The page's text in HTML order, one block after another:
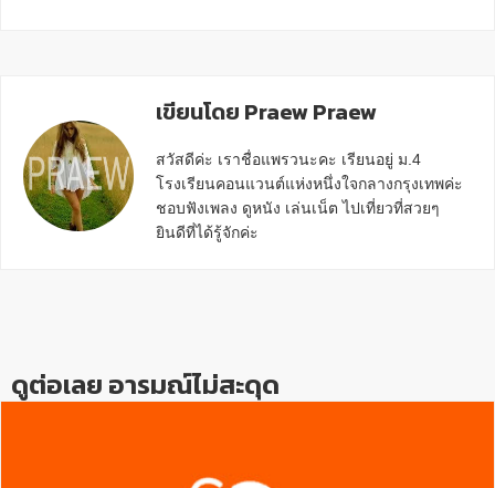
เขียนโดย Praew Praew
สวัสดีค่ะ เราชื่อแพรวนะคะ เรียนอยู่ ม.4
โรงเรียนคอนแวนต์แห่งหนึ่งใจกลางกรุงเทพค่ะ
ชอบฟังเพลง ดูหนัง เล่นเน็ต ไปเที่ยวที่สวยๆ
ยินดีที่ได้รู้จักค่ะ
ดูต่อเลย อารมณ์ไม่สะดุด